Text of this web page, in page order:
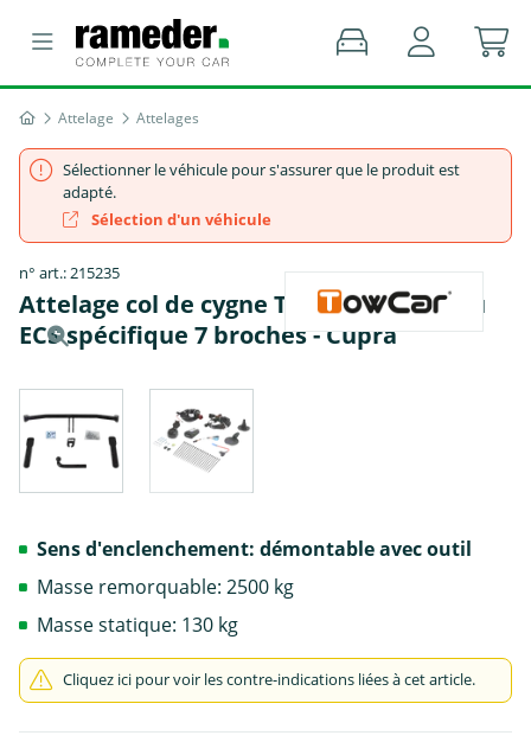
Attelage Attelages
Sélectionner le véhicule pour s'assurer que le produit est
adapté.
Sélection d'un véhicule
n° art.: 215235
Attelage col de cygne TowCar + faisceau
ECS spécifique 7 broches - Cupra
Sens d'enclenchement: démontable avec outil
Masse remorquable: 2500 kg
Masse statique: 130 kg
Cliquez ici pour voir les contre-indications liées à cet article.